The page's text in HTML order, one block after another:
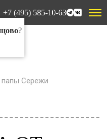
?
+7 (495) 585-10-63
папы Сережи